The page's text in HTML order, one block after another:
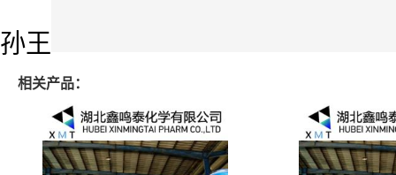
孙王
相关产品：